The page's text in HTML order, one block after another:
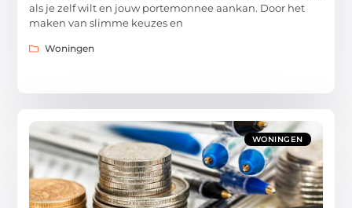
als je zelf wilt en jouw portemonnee aankan. Door het
maken van slimme keuzes en
Woningen
WONINGEN